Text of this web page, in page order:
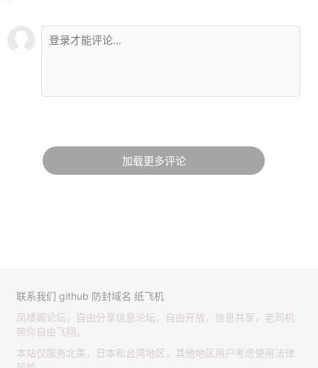
加载更多评论
联系我们 github 防封域名 纸飞机
凤楼阁论坛，自由分享信息论坛，自由开放，信息共享，老司机
带你自由飞翔。
本站仅服务北美，日本和台湾地区，其他地区用户考虑使用法律